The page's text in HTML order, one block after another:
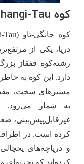
کوه Dzhangi-Tau گرجستان
دریا، یکی از
رشته‌کوه قفقاز
دارد. این کوه به‌
مسیرهای سخت،
به شمار می‌رود.
غیرقابل‌پیش‌بینی،
کرده است. در اطراف
و دریاچه‌های
کرده‌اند که تجربه‌ای